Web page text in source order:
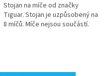
Stojan na míče od značky
Tiguar. Stojan je uzpůsobený na
8 míčů. Míče nejsou součástí.